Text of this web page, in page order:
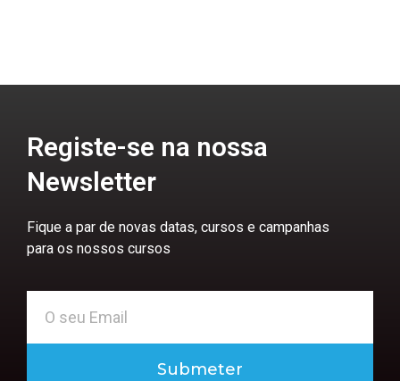
Registe-se na nossa
Newsletter
Fique a par de novas datas, cursos e campanhas
para os nossos cursos
Submeter